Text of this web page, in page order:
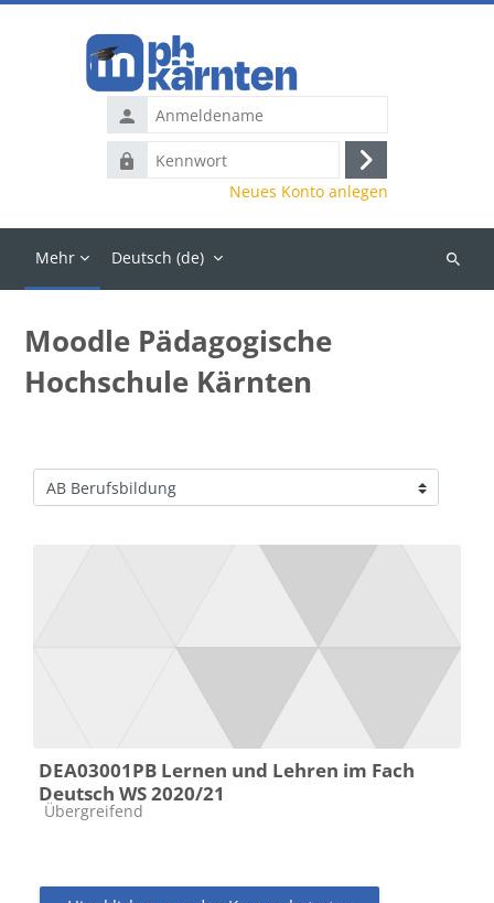
Anmeldename
Kennwort
Anmelden
Neues Konto anlegen
Mehr Deutsch ‎(de)‎
Kurse
Moodle Pädagogische
Hochschule Kärnten
Kursbereiche
DEA03001PB Lernen und Lehren im Fach
Deutsch WS 2020/21
Kursbereich
Übergreifend